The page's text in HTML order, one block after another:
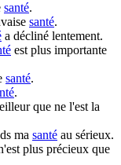
santé.
santé.
a décliné lentement.
est plus importante
santé.
.
que ne l'est la
ma santé au sérieux.
plus précieux que